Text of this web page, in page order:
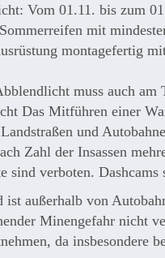
Vom 01.11. bis zum
mit
montagefertig
muss auch am
Das Mitführen einer
und
Zahl der Insassen
sind verboten.
ist außerhalb von
Minengefahr nicht
da insbesondere